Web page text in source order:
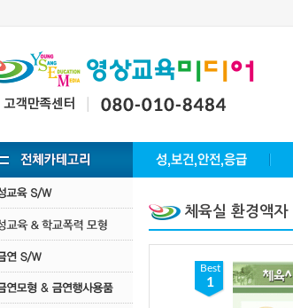
체육실 환경액자
Best
1